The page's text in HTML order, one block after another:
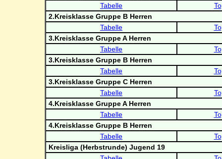
Tabelle
2.Kreisklasse Gruppe B Herren
Tabelle
3.Kreisklasse Gruppe A Herren
Tabelle
3.Kreisklasse Gruppe B Herren
Tabelle
3.Kreisklasse Gruppe C Herren
Tabelle
4.Kreisklasse Gruppe A Herren
Tabelle
4.Kreisklasse Gruppe B Herren
Tabelle
Kreisliga (Herbstrunde) Jugend 19